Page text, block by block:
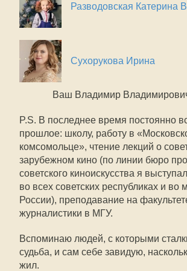
Разводовская Катерина
Сухорукова Ирина
Ваш Владимир
P.S. В последнее время постоянно
прошлое: школу, работу в
комсомольце», чтение лекций о
зарубежном кино (по линии бюро
советского киноискусства я
во всех советских республиках и во
России), преподавание на
журналистики в МГУ.
Вспоминаю людей, с которыми
судьба, и сам себе завидую,
жил.